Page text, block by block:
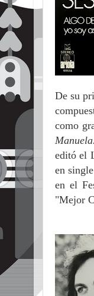
De su
como
editó el
en
en el
"Mejor